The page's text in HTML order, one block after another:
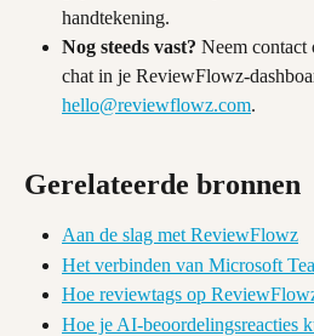
handtekening.
Nog steeds vast? Neem contact
chat in je ReviewFlowz-
hello@reviewflowz.com.
Gerelateerde bronnen
Aan de slag met ReviewFlowz
Het verbinden van Microsoft
Hoe reviewtags op
Hoe je AI-beoordelingsreacties